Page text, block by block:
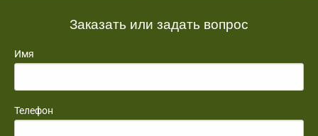
Заказать или задать вопрос
Имя
Телефон